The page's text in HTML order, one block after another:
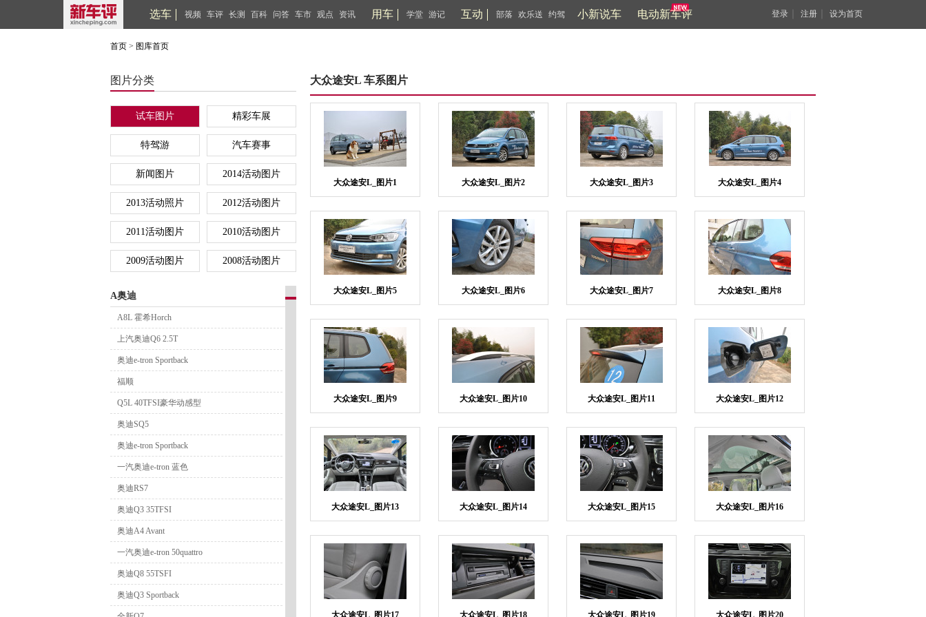
选车 视频 车评 长测 百科 问答 车市 观点 资讯 用车 学堂 游记 互动 部落 欢乐送 约驾 小新说车 电动新车评 登录 注册 设为首页
首页 > 图库首页
图片分类
试车图片 精彩车展
特驾游 汽车赛事
新闻图片 2014活动图片
2013活动照片 2012活动图片
2011活动图片 2010活动图片
2009活动图片 2008活动图片
A奥迪
A8L 霍希Horch
上汽奥迪Q6 2.5T
奥迪e-tron Sportback
福顺
Q5L 40TFSI豪华动感型
奥迪SQ5
奥迪e-tron Sportback
一汽奥迪e-tron 蓝色
奥迪RS7
奥迪Q3 35TFSI
奥迪A4 Avant
一汽奥迪e-tron 50quattro
奥迪Q8 55TSFI
奥迪Q3 Sportback
大众途安L 车系图片
大众途安L_图片1 大众途安L_图片2 大众途安L_图片3 大众途安L_图片4
大众途安L_图片5 大众途安L_图片6 大众途安L_图片7 大众途安L_图片8
大众途安L_图片9 大众途安L_图片10 大众途安L_图片11 大众途安L_图片12
大众途安L_图片13 大众途安L_图片14 大众途安L_图片15 大众途安L_图片16
大众途安L_图片17 大众途安L_图片18 大众途安L_图片19 大众途安L_图片20